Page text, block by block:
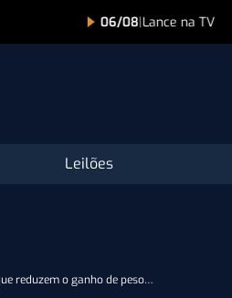
06/08|1° Leilão
Leilões
reduzem o ganho de peso…